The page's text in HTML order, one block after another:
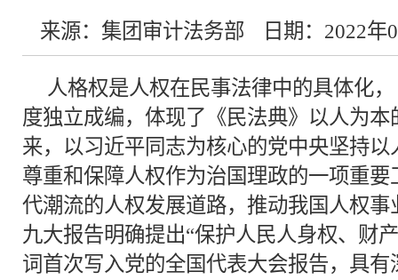
来源：集团审计法务部 日期：2022年
人格权是人权在民事法律中的具体化
度独立成编，体现了《民法典》以人为
来，以习近平同志为核心的党中央坚持
尊重和保障人权作为治国理政的一项重
代潮流的人权发展道路，推动我国人权
九大报告明确提出“保护人民人身权、财
词首次写入党的全国代表大会报告，具